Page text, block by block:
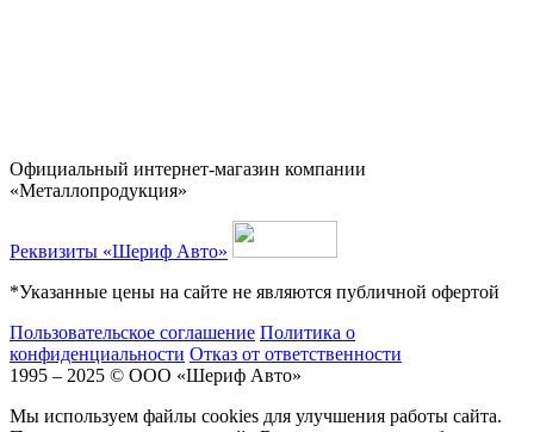
Официальный интернет-магазин компании
«Металлопродукция»
Реквизиты «Шериф Авто»
*Указанные цены на сайте не являются публичной офертой
Пользовательское соглашение Политика о
конфиденциальности Отказ от ответственности
1995 – 2025 © ООО «Шериф Авто»
Мы используем файлы cookies для улучшения работы сайта.